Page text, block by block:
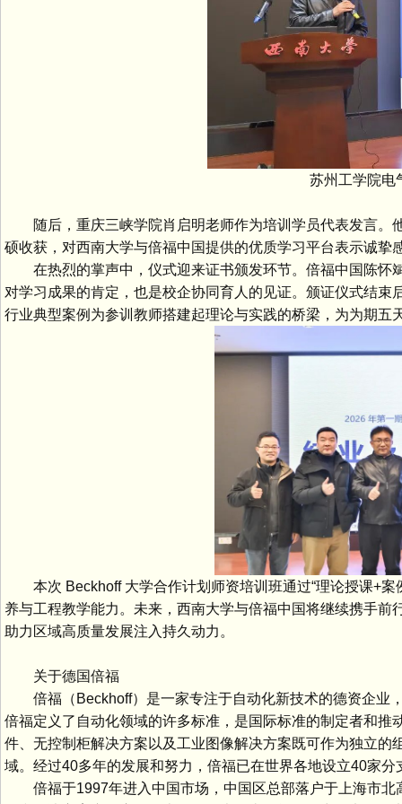
苏州工学院电
随后，重庆三峡学院肖启明老师作为培训学员代表发言。
硕收获，对西南大学与倍福中国提供的优质学习平台表示诚挚
在热烈的掌声中，仪式迎来证书颁发环节。倍福中国陈怀
对学习成果的肯定，也是校企协同育人的见证。颁证仪式结
行业典型案例为参训教师搭建起理论与实践的桥梁，为为期五
本次 Beckhoff 大学合作计划师资培训班通过“理论授课+案
养与工程教学能力。未来，西南大学与倍福中国将继续携手
助力区域高质量发展注入持久动力。
关于德国倍福
倍福（Beckhoff）是一家专注于自动化新技术的德资企业
倍福定义了自动化领域的许多标准，是国际标准的制定者和
件、无控制柜解决方案以及工业图像解决方案既可作为独立
域。经过40多年的发展和努力，倍福已在世界各地设立40家
倍福于1997年进入中国市场，中国区总部落户于上海市北